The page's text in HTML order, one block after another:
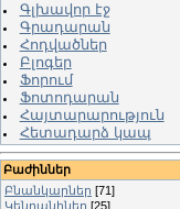
Գլխավոր էջ
Գրադարան
Հոդվածներ
Բլոգեր
Ֆորում
Ֆոտոդարան
Հայտարարություն
Հետադարձ կապ
Բաժիններ
Բնանկարներ [71]
Կենդանիներ [25]